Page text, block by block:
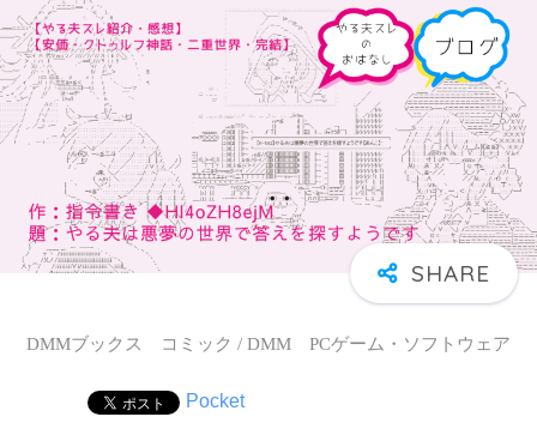
DMMブックス コミック / DMM PCゲーム・ソフトウェア
Pocket